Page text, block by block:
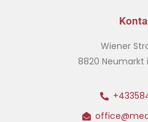
Wiener
8820 Neumarkt